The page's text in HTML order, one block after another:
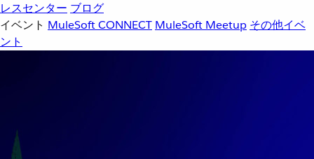
レスセンター ブログ
イベント MuleSoft CONNECT MuleSoft Meetup その他イベ
ント